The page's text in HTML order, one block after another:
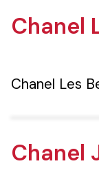
Chanel
Chanel Les
Chanel